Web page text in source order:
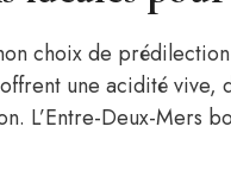
choix de
une acidité vive,
L’Entre-Deux-Mers